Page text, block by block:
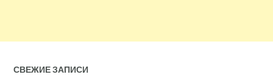
СВЕЖИЕ ЗАПИСИ